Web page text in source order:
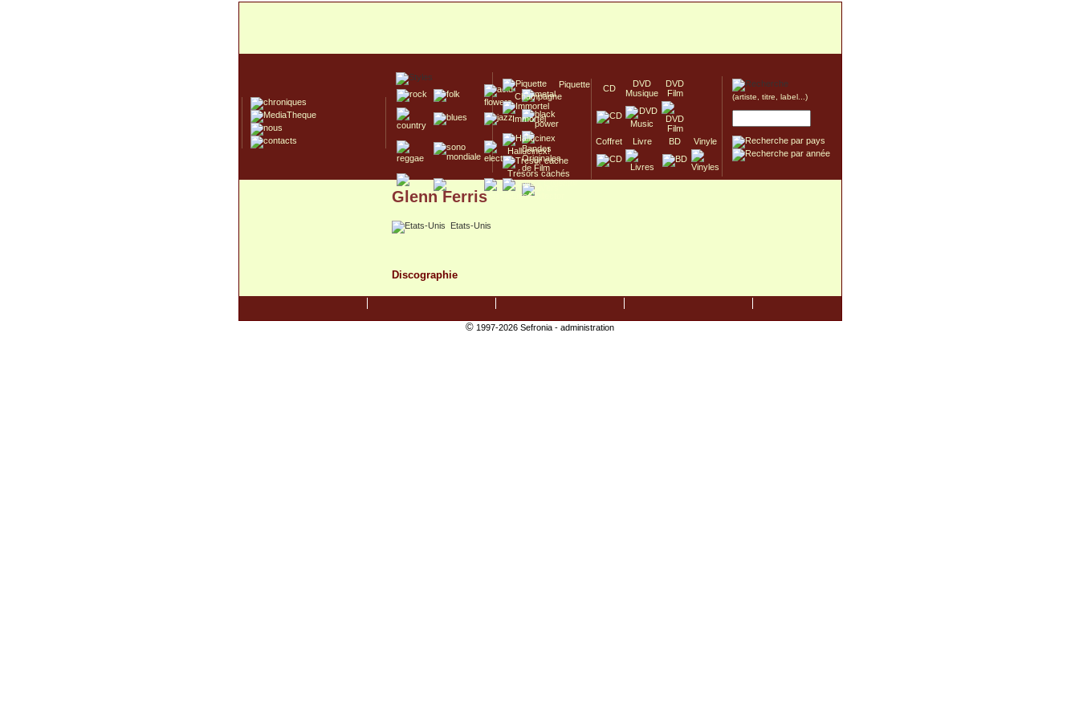
Piquette
Champagne
Immortel
Hallucinex!
Trésors cachés
Culte/Collector
CD
DVD
Musique
DVD
Film
Coffret Livre BD Vinyle
(artiste, titre, label...)
Glenn Ferris
Etats-Unis
Discographie
©1997-2026 Sefronia - administration